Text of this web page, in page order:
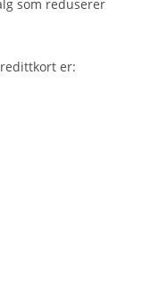
som reduserer
er: